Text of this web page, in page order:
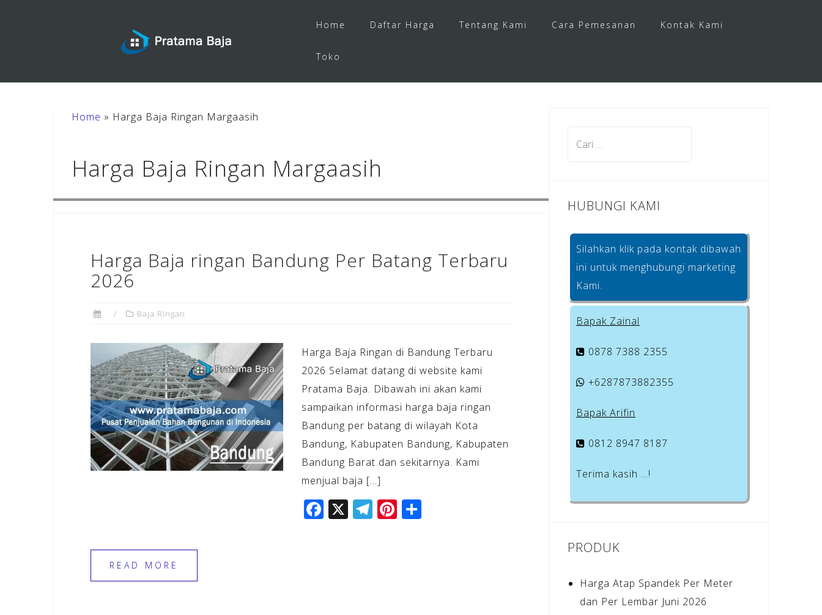
Home Daftar Harga Tentang Kami Cara Pemesanan Kontak Kami
Toko
Home » Harga Baja Ringan Margaasih
Harga Baja Ringan Margaasih
Harga Baja ringan Bandung Per Batang Terbaru
2026
Baja Ringan
Harga Baja Ringan di Bandung Terbaru
2026 Selamat datang di website kami
Pratama Baja. Dibawah ini akan kami
sampaikan informasi harga baja ringan
Bandung per batang di wilayah Kota
Bandung, Kabupaten Bandung, Kabupaten
Bandung Barat dan sekitarnya. Kami
menjual baja […]
F X T Pi S
READ MORE
HUBUNGI KAMI
Silahkan klik pada kontak dibawah
ini untuk menghubungi marketing
Kami.
Bapak Zainal
0878 7388 2355
+6287873882355
Bapak Arifin
0812 8947 8187
Terima kasih …!
PRODUK
Harga Atap Spandek Per Meter
dan Per Lembar Juni 2026